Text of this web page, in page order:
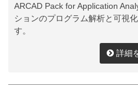
ARCAD Pack for Application
ションのプログラム解析と可視
す。
詳細